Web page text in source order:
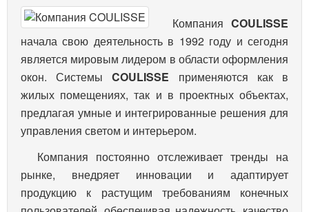
Компания COULISSE
начала свою деятельность в 1992 году и сегодня
является мировым лидером в области оформления
окон. СистемыCOULISSE применяются как в
жилых помещениях, так и в проектных объектах,
предлагая умные и интегрированные решения для
управления светом и интерьером.
Компания постоянно отслеживает тренды на
рынке, внедряет инновации и адаптирует
продукцию к растущим требованиям конечных